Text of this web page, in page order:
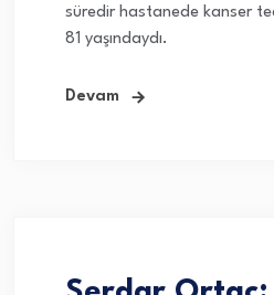
süredir hastanede kanser
81 yaşındaydı.
Devam